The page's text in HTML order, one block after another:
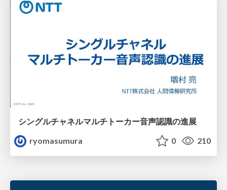
シングルチャネルマルチトーカー音声認識の進展
ryomasumura
0 210